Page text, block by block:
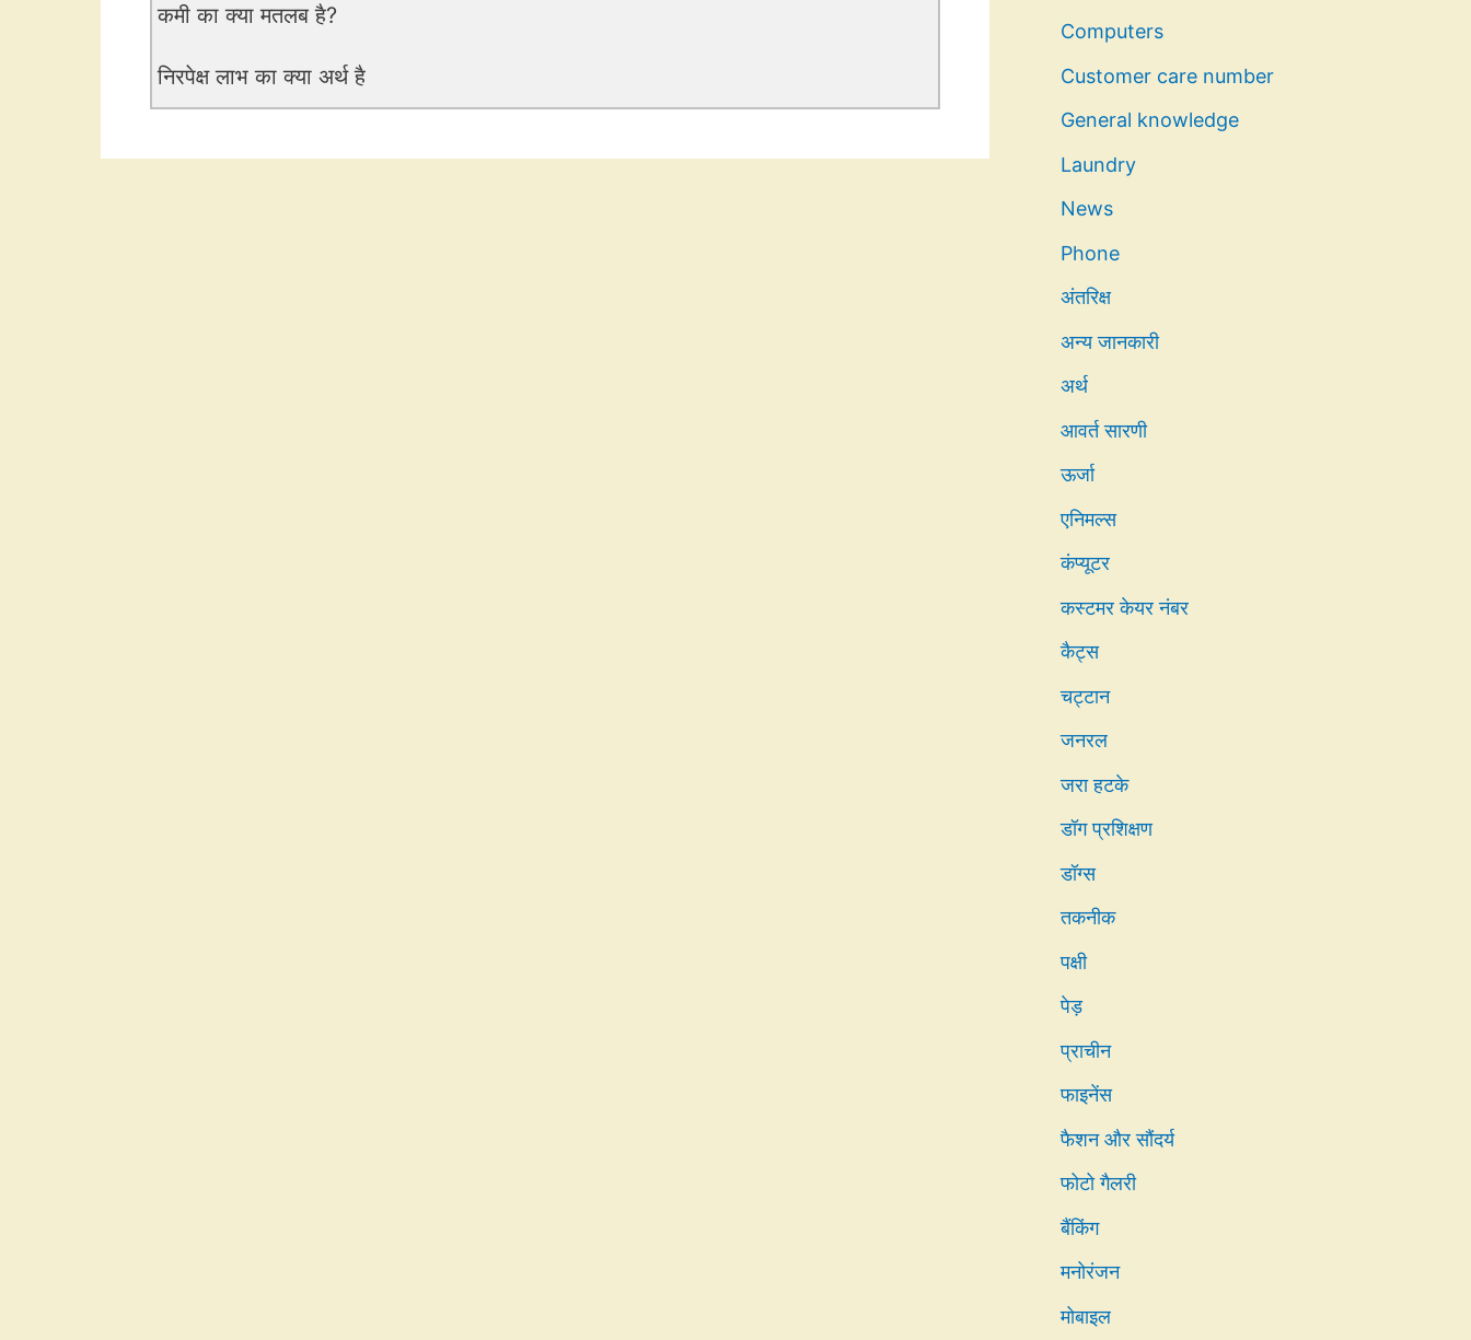
कमी का क्या मतलब है?
निरपेक्ष लाभ का क्या अर्थ है
Computers
Customer care number
General knowledge
Laundry
News
Phone
अंतरिक्ष
अन्य जानकारी
अर्थ
आवर्त सारणी
ऊर्जा
एनिमल्स
कंप्यूटर
कस्टमर केयर नंबर
कैट्स
चट्टान
जनरल
जरा हटके
डॉग प्रशिक्षण
डॉग्स
तकनीक
पक्षी
पेड़
प्राचीन
फाइनेंस
फैशन और सौंदर्य
फोटो गैलरी
बैंकिंग
मनोरंजन
मोबाइल